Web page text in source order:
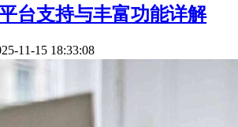
台支持与丰富功能详解
11-15 18:33:08